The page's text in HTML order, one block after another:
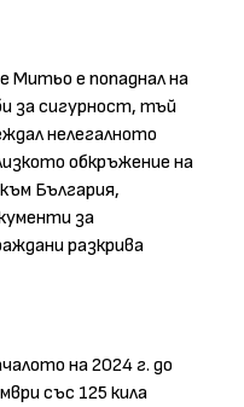
Митьо е попаднал на
за сигурност, тъй
нелегалното
обкръжение на
България,
за
разкрива
на 2024 г. до
със 125 кила